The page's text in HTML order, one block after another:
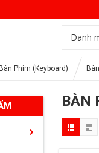
Danh
Bàn Phím (Keyboard)
BÀN